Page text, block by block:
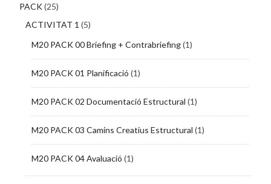
PACK(25)
ACTIVITAT 1 (5)
M20 PACK 00 Briefing + Contrabriefing(1)
M20 PACK 01 Planificació (1)
M20 PACK 02 Documentació Estructural (1)
M20 PACK 03 Camins Creatius Estructural (1)
M20 PACK 04 Avaluació (1)